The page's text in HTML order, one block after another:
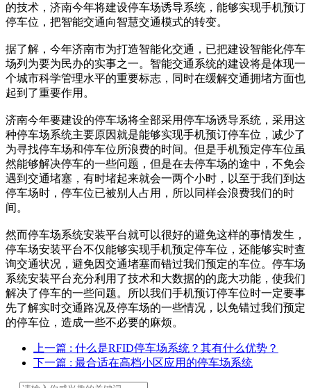
的技术，济南今年将建设停车场诱导系统，能够实现手机预订
停车位，把智能交通向智慧交通模式的转变。
据了解，今年济南市为打造智能化交通，已把建设智能化停车
场列为要为民办的实事之一。智能交通系统的建设将是体现一
个城市科学管理水平的重要标志，同时在缓解交通拥堵方面也
起到了重要作用。
济南今年要建设的停车场将全部采用停车场诱导系统，采用这
种停车场系统主要原因就是能够实现手机预订停车位，减少了
为寻找停车场和停车位所浪费的时间。但是手机预定停车位虽
然能够解决停车的一些问题，但是在去停车场的途中，不免会
遇到交通堵塞，有时堵起来就会一两个小时，以至于我们到达
停车场时，停车位已被别人占用，所以同样会浪费我们的时
间。
然而停车场系统安装平台就可以很好的避免这样的事情发生，
停车场安装平台不仅能够实现手机预定停车位，还能够实时查
询交通状况，避免因交通堵塞而错过我们预定的车位。停车场
系统安装平台充分利用了技术和大数据的的庞大功能，使我们
解决了停车的一些问题。所以我们手机预订停车位时一定要事
先了解实时交通路况及停车场的一些情况，以免错过我们预定
的停车位，造成一些不必要的麻烦。
上一篇 : 什么是RFID停车场系统？其有什么优势？
下一篇 : 最合适在高档小区应用的停车场系统